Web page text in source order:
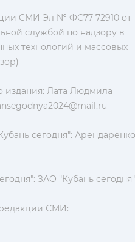
СМИ Эл № ФС77-72910 от
службой по надзору в
технологий и массовых
издания: Лата Людмила
сегодня": Арендаренко
ЗАО "Кубань сегодня"
СМИ: